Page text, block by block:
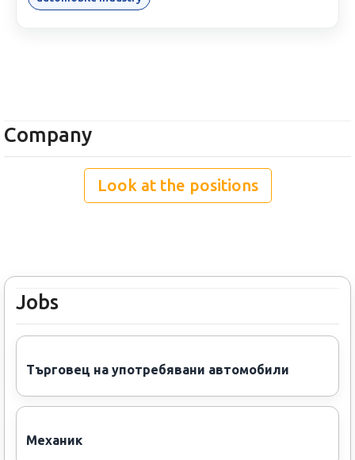
Company
Look at the positions
Jobs
Търговец на употребявани автомобили
Механик